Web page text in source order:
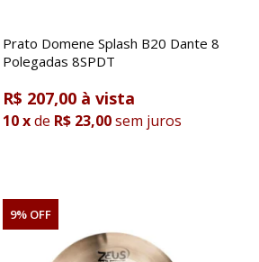
Prato Domene Splash B20 Dante 8
Polegadas 8SPDT
R$ 207,00
10xde R$ 23,00sem juros
9% OFF